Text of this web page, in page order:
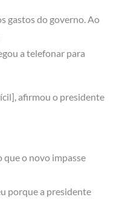
gastos do governo. Ao
a telefonar para
afirmou o presidente
o novo impasse
porque a presidente